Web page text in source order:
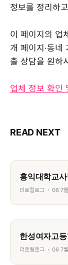
정보를 정리하
이 페이지의 업
개 페이지·동네
출 상담을 원하
업체 정보 확인
READ NEXT
홍익대학교
더로컬로그 06 7
한성여자고
더로컬로그 06 7